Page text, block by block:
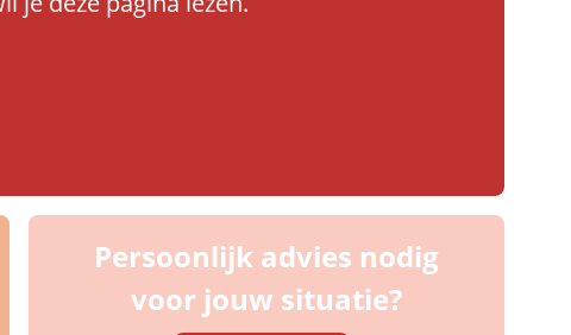
Persoonlijk advies nodig
voor jouw situatie?